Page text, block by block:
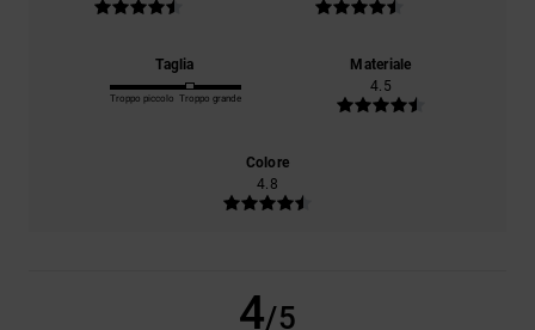
Taglia
Troppo piccolo Troppo grande
Materiale
4.5
Colore
4.8
4/5